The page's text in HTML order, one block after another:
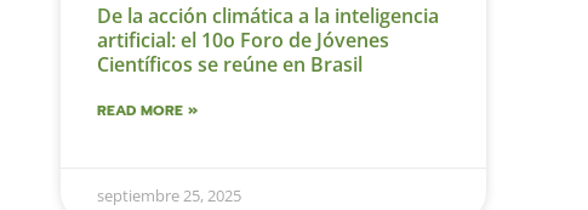
De la acción climática a la inteligencia
artificial: el 10o Foro de Jóvenes
Científicos se reúne en Brasil
READ MORE »
septiembre 25, 2025